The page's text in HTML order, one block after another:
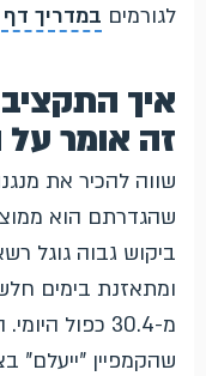
לגורמים במדריך
איך
זה אומר
שווה להכיר את
שהגדרתם הוא
ביקוש גבוה גוגל
ומתאזנת בימים
מ-30.4 כפול
שהקמפיין "ייעלם"